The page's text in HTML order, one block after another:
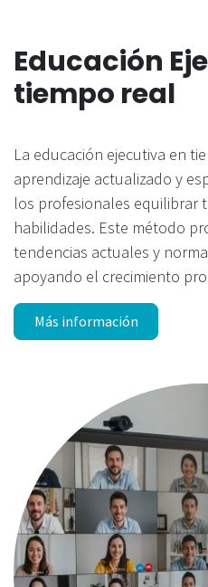
Educación
tiempo real
La educación ejecutiva en
aprendizaje actualizado y
los profesionales equilibrar
habilidades. Este método
tendencias actuales y
apoyando el crecimiento
Más información